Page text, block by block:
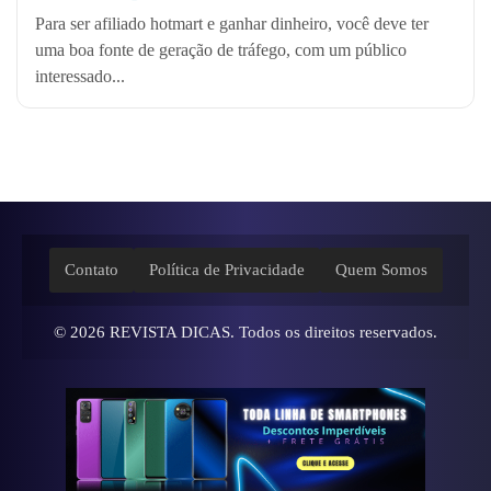
Para ser afiliado hotmart e ganhar dinheiro, você deve ter
uma boa fonte de geração de tráfego, com um público
interessado...
Contato Política de Privacidade Quem Somos
© 2026 REVISTA DICAS. Todos os direitos reservados.